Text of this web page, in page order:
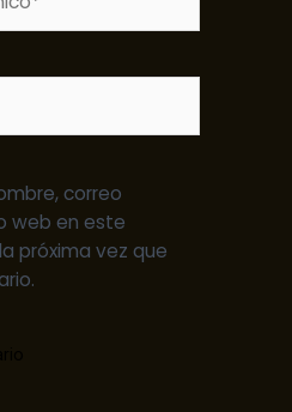
correo
web en este
próxima vez que